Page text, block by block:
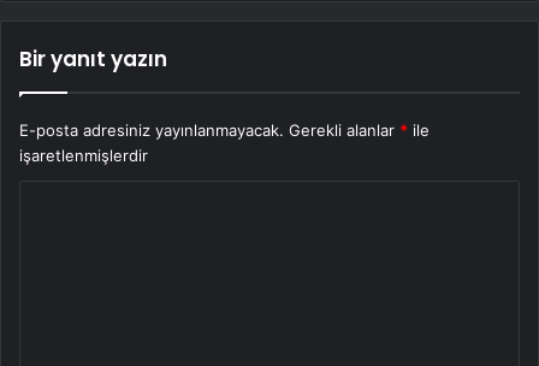
Bir yanıt yazın
E-posta adresiniz yayınlanmayacak. Gerekli alanlar * ile
işaretlenmişlerdir